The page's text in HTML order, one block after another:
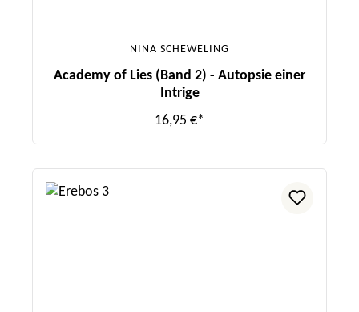
NINA SCHEWELING
Academy of Lies (Band 2) - Autopsie einer
Intrige
16,95 €*